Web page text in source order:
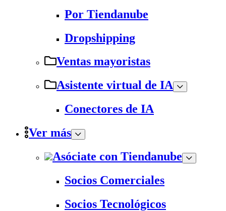
Por Tiendanube
Dropshipping
Ventas mayoristas
Asistente virtual de IA
Conectores de IA
Ver más
Asóciate con Tiendanube
Socios Comerciales
Socios Tecnológicos